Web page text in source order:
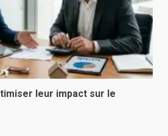
leur impact sur le